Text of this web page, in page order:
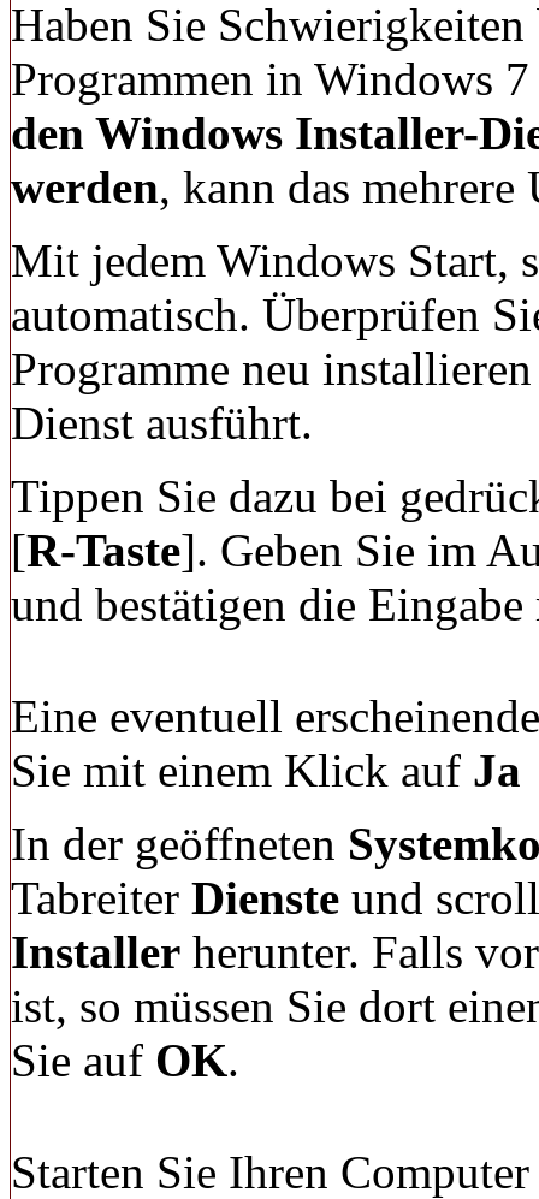
Haben Sie
Programmen in Windows
den Windows Installer-
werden, kann das mehrere
Mit jedem Windows Start,
automatisch. Überprüfen
Programme neu
Dienst ausführt.
Tippen Sie dazu bei
[R-Taste]. Geben Sie im
und bestätigen die
Eine eventuell
Sie mit einem Klick auf Ja
In der geöffneten
Tabreiter Dienste und
Installer herunter. Falls
ist, so müssen Sie dort
Sie auf OK.
Starten Sie Ihren